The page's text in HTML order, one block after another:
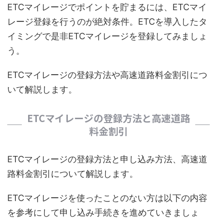
ETCマイレージでポイントを貯まるには、ETCマイ
レージ登録を行うのが絶対条件。ETCを導入したタ
イミングで是非ETCマイレージを登録してみましょ
う。
ETCマイレージの登録方法や高速道路料金割引につ
いて解説します。
ETCマイレージの登録方法と高速道路
料金割引
ETCマイレージの登録方法と申し込み方法、高速道
路料金割引について解説します。
ETCマイレージを使ったことのない方は以下の内容
を参考にして申し込み手続きを進めていきましょ